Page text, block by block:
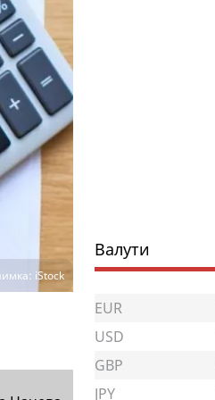
iStock
Валути
EUR
USD
GBP
JPY